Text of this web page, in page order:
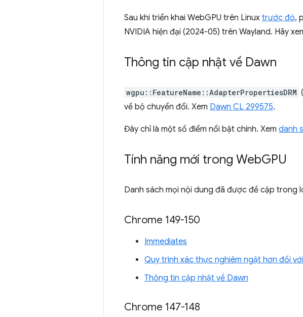
Sau khi triển khai WebGPU trên Linux trước đó,
NVIDIA hiện đại (2024-05) trên Wayland. Hãy
Thông tin cập nhật về Dawn
wgpu::FeatureName::AdapterPropertiesDRM
về bộ chuyển đổi. Xem Dawn CL 299575.
Đây chỉ là một số điểm nổi bật chính. Xem danh
Tính năng mới trong WebGPU
Danh sách mọi nội dung đã được đề cập trong
Chrome 149-150
Immediates
Quy trình xác thực nghiêm ngặt hơn đối
Thông tin cập nhật về Dawn
Chrome 147-148